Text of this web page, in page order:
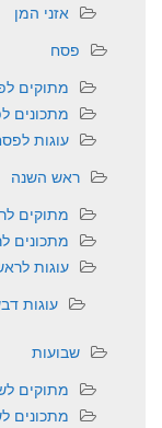
אזני המן
פסח
מתוקים
מתכונים
עוגות
ראש השנה
מתוקים
מתכונים
עוגות
עוגות
שבועות
מתוקים
מתכונים